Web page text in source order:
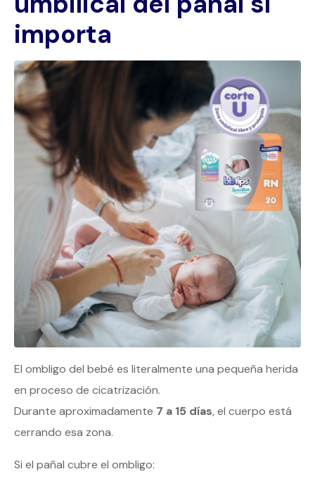
importa
El ombligo del bebé es literalmente una pequeña herida
en proceso de cicatrización.
Durante aproximadamente 7 a 15 días, el cuerpo está
cerrando esa zona.
Si el pañal cubre el ombligo: